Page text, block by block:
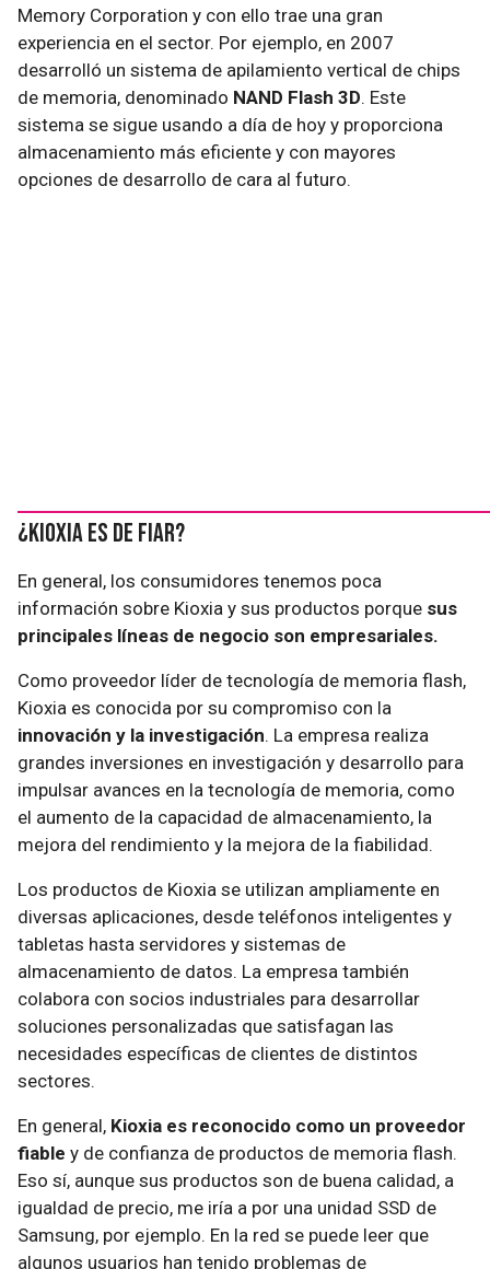
Memory Corporation y con ello trae una gran
experiencia en el sector. Por ejemplo, en 2007
desarrolló un sistema de apilamiento vertical de chips
de memoria, denominado NAND Flash 3D. Este
sistema se sigue usando a día de hoy y proporciona
almacenamiento más eficiente y con mayores
opciones de desarrollo de cara al futuro.
¿Kioxia es de fiar?
En general, los consumidores tenemos poca
información sobre Kioxia y sus productos porque sus
principales líneas de negocio son empresariales.
Como proveedor líder de tecnología de memoria flash,
Kioxia es conocida por su compromiso con la
innovación y la investigación. La empresa realiza
grandes inversiones en investigación y desarrollo para
impulsar avances en la tecnología de memoria, como
el aumento de la capacidad de almacenamiento, la
mejora del rendimiento y la mejora de la fiabilidad.
Los productos de Kioxia se utilizan ampliamente en
diversas aplicaciones, desde teléfonos inteligentes y
tabletas hasta servidores y sistemas de
almacenamiento de datos. La empresa también
colabora con socios industriales para desarrollar
soluciones personalizadas que satisfagan las
necesidades específicas de clientes de distintos
sectores.
En general, Kioxia es reconocido como un proveedor
fiable y de confianza de productos de memoria flash.
Eso sí, aunque sus productos son de buena calidad, a
igualdad de precio, me iría a por una unidad SSD de
Samsung, por ejemplo. En la red se puede leer que
algunos usuarios han tenido problemas de